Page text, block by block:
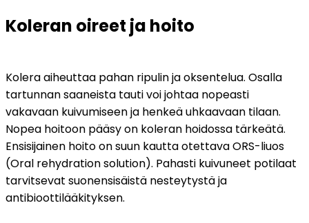
Koleran oireet ja hoito
Kolera aiheuttaa pahan ripulin ja oksentelua. Osalla
tartunnan saaneista tauti voi johtaa nopeasti
vakavaan kuivumiseen ja henkeä uhkaavaan tilaan.
Nopea hoitoon pääsy on koleran hoidossa tärkeätä.
Ensisijainen hoito on suun kautta otettava ORS-liuos
(Oral rehydration solution). Pahasti kuivuneet potilaat
tarvitsevat suonensisäistä nesteytystä ja
antibioottilääkityksen.